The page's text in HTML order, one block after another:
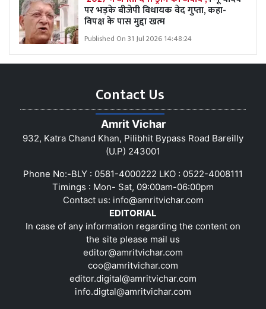
पर भड़के बीजेपी विधायक वेद गुप्ता, कहा-
विपक्ष के पास मुद्दा खत्म
Published On 31 Jul 2026 14:48:24
Contact Us
Amrit Vichar
932, Katra Chand Khan, Pilibhit Bypass Road Bareilly
(U.P) 243001
Phone No:-BLY : 0581-4000222 LKO : 0522-4008111
Timings : Mon- Sat, 09:00am-06:00pm
Contact us: info@amritvichar.com
EDITORIAL
In case of any information regarding the content on
the site please mail us
editor@amritvichar.com
coo@amritvichar.com
editor.digital@amritvichar.com
info.digtal@amritvichar.com